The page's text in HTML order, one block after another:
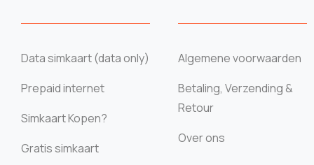
Data simkaart (data only)
Prepaid internet
Simkaart Kopen?
Gratis simkaart
Algemene voorwaarden
Betaling, Verzending &
Retour
Over ons